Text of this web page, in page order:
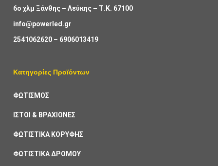
6ο χλμ Ξάνθης – Λεύκης – Τ.Κ. 67100
info@powerled.gr
2541062620– 6906013419
Κατηγορίες Προϊόντων
ΦΩΤΙΣΜΟΣ
ΙΣΤΟΙ & ΒΡΑΧΙΟΝΕΣ
ΦΩΤΙΣΤΙΚΑ ΚΟΡΥΦΗΣ
ΦΩΤΙΣΤΙΚΑ ΔΡΟΜΟΥ